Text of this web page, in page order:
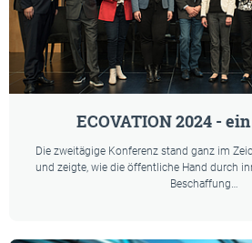
ECOVATION 2024 -
Die zweitägige Konferenz stand ganz im
und zeigte, wie die öffentliche Hand durch
Beschaffung…